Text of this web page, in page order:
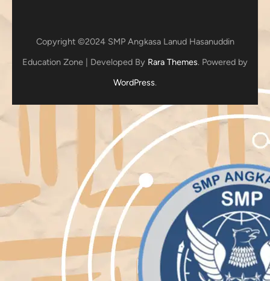
Copyright ©2024 SMP Angkasa Lanud Hasanuddin
Education Zone | Developed By Rara Themes. Powered by
WordPress.